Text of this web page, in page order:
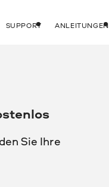
SUPPORT ANLEITUNGEN
Sie Ihre